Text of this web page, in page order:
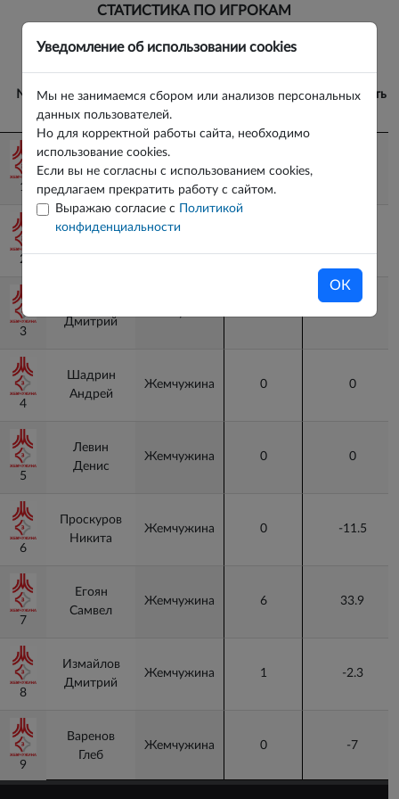
Уведомление об использовании cookies
Мы не занимаемся сбором или анализов персональных
данных пользователей.
Но для корректной работы сайта, необходимо
использование cookies.
Если вы не согласны с использованием cookies,
предлагаем прекратить работу с сайтом.
Выражаю согласие с
Политикой
конфиденциальности
ОК
СТАТИСТИКА ПО ИГРОКАМ
№ Игрок Команда Гол+пас Полезность
№ Игрок Команда Гол+пас
1
Спицин
Тимофей
Жемчужина 0
2
Михайлов
3
Дмитрий
4
Шадрин
Андрей
Жемчужина 0 0
5
Левин
Денис
Жемчужина 0 0
6
Проскуров
Никита
Жемчужина 0 -11.5
7
Егоян
Самвел
Жемчужина 6 33.9
8
Измайлов
Дмитрий
Жемчужина 1 -2.3
9
Варенов
Глеб
Жемчужина 0 -7
№
1
2
3
4
5
6
7
8
9